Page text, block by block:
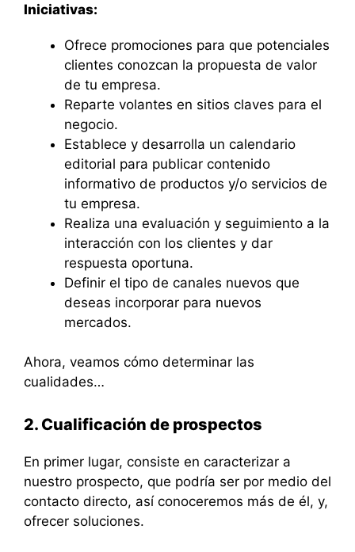
Iniciativas:
Ofrece promociones para que potenciales
clientes conozcan la propuesta de valor
de tu empresa.
Reparte volantes en sitios claves para el
negocio.
Establece y desarrolla un calendario
editorial para publicar contenido
informativo de productos y/o servicios de
tu empresa.
Realiza una evaluación y seguimiento a la
interacción con los clientes y dar
respuesta oportuna.
Definir el tipo de canales nuevos que
deseas incorporar para nuevos
mercados.
Ahora, veamos cómo determinar las
cualidades…
2. Cualificación de prospectos
En primer lugar, consiste en caracterizar a
nuestro prospecto, que podría ser por medio del
contacto directo, así conoceremos más de él, y,
ofrecer soluciones.